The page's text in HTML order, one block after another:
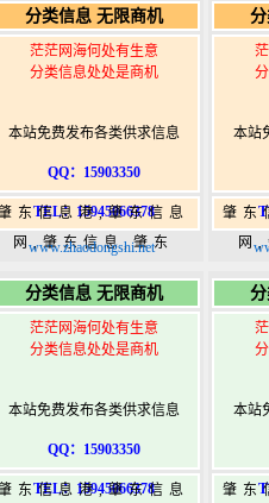
|www.zhaodongshi.com
港
分类信息 无限商机
茫茫网海何处有生意
分类信息处处是商机
本站免费发布各类供求信息
QQ：15903350
TEL：15945066378
东信息港,肇东信息
网,肇东信息,肇东
|www.zhaodongshi.com
www.zhaodongshi.net
本站
肇东
网
港
分类信息 无限商机
茫茫网海何处有生意
分类信息处处是商机
本站免费发布各类供求信息
QQ：15903350
TEL：15945066378
东信息港,肇东信息
本站
肇东